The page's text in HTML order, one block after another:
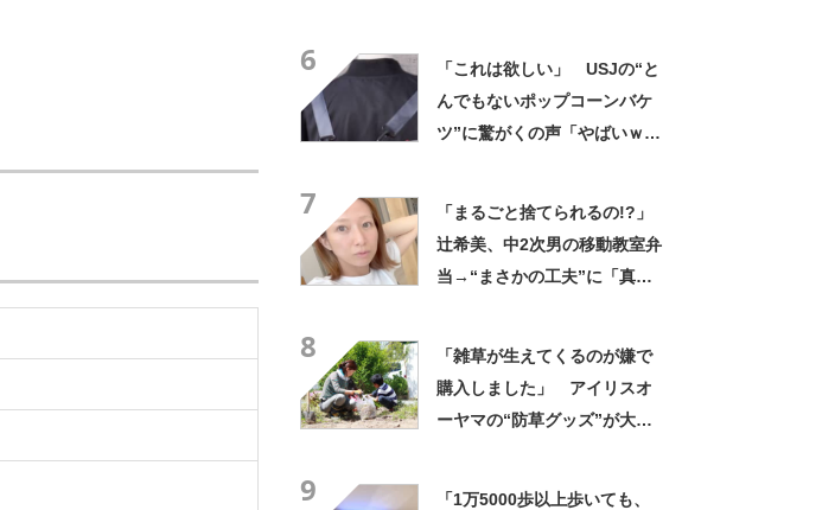
6
「これは欲しい」 USJの“と
んでもないポップコーンバケ
ツ”に驚がくの声「やばいｗ
7
「まるごと捨てられるの!?」
辻希美、中2次男の移動教室弁
当→“まさかの工夫”に「真似
8
「雑草が生えてくるのが嫌で
購入しました」 アイリスオ
ーヤマの“防草グッズ”が大人
9
「1万5000歩以上歩いても、